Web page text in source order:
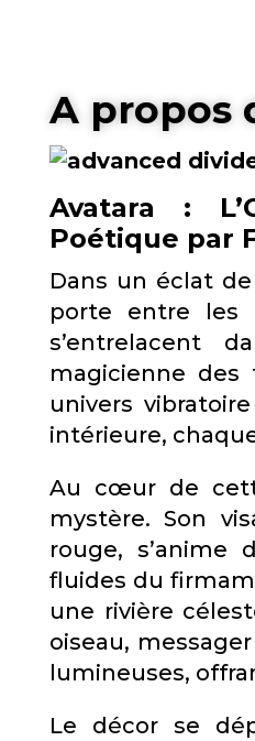
A propos
Avatara :
Poétique par
Dans un éclat
porte entre les
s’entrelacent
magicienne
univers
intérieure,
Au cœur de
mystère. Son
rouge, s’anime
fluides du
une rivière
oiseau,
lumineuses,
Le décor se